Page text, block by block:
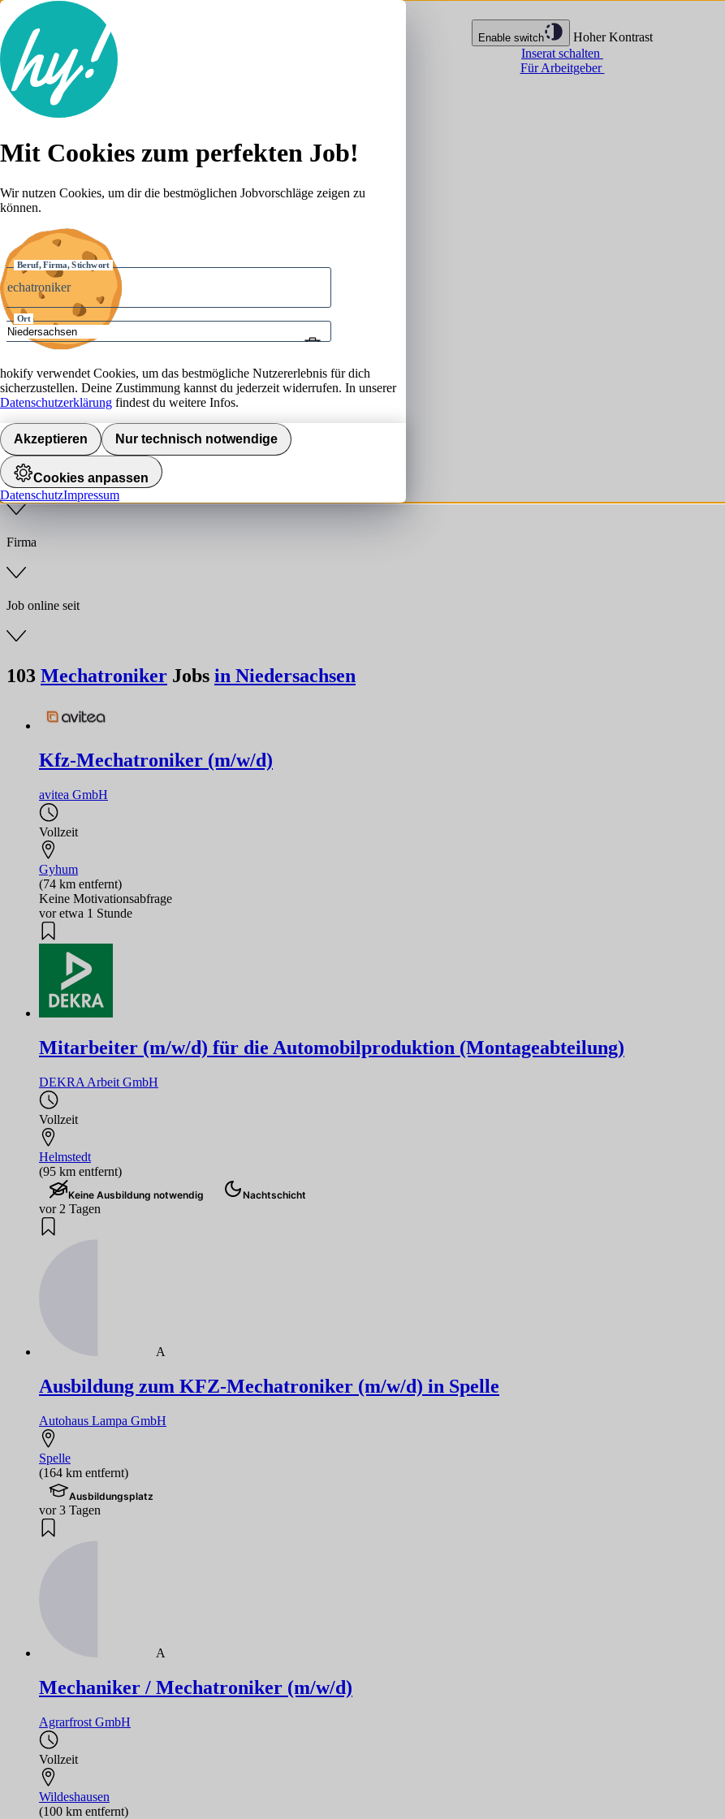
Enable switch
Hoher Kontrast
Inserat schalten
Für Arbeitgeber
Lebenslauf
Anmelden
Beruf, Firma, Stichwort
Ort
Jobs finden
Branche
Firma
Job online seit
103 Mechatroniker Jobs in Niedersachsen
Kfz-Mechatroniker (m/w/d)
avitea GmbH
Vollzeit
Gyhum
(74 km entfernt)
Keine Motivationsabfrage
vor etwa 1 Stunde
Mitarbeiter (m/w/d) für die Automobilproduktion (Montageabteilung)
DEKRA Arbeit GmbH
Vollzeit
Helmstedt
(95 km entfernt)
Keine Ausbildung notwendig Nachtschicht
vor 2 Tagen
A
Ausbildung zum KFZ-Mechatroniker (m/w/d) in Spelle
Autohaus Lampa GmbH
Spelle
(164 km entfernt)
Ausbildungsplatz
vor 3 Tagen
A
Mechaniker / Mechatroniker (m/w/d)
Agrarfrost GmbH
Vollzeit
Wildeshausen
(100 km entfernt)
Mit Cookies zum perfekten Job!
Wir nutzen Cookies, um dir die bestmöglichen Jobvorschläge zeigen zu
können.
hokify verwendet Cookies, um das bestmögliche Nutzererlebnis für dich
sicherzustellen. Deine Zustimmung kannst du jederzeit widerrufen. In unserer
Datenschutzerklärung findest du weitere Infos.
Akzeptieren Nur technisch notwendige
Cookies anpassen
DatenschutzImpressum